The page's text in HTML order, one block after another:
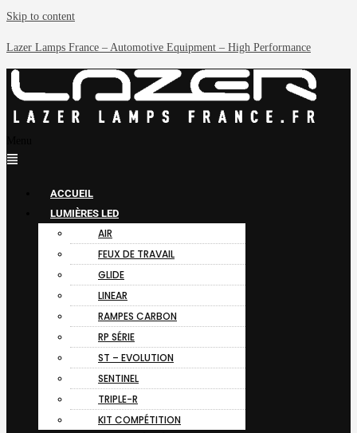
Skip to content
Lazer Lamps France – Automotive Equipment – High Performance
ACCUEIL
LUMIÈRES LED
AIR
FEUX DE TRAVAIL
GLIDE
LINEAR
RAMPES CARBON
RP SÉRIE
ST – EVOLUTION
SENTINEL
TRIPLE-R
KIT COMPÉTITION